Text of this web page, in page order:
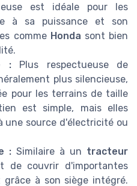
est idéale pour les
à sa puissance et son
comme Honda sont bien
:Plus respectueuse de
plus silencieuse,
pour les terrains de taille
est simple, mais elles
une source d'électricité ou
: Similaire à un tracteur
de couvrir d'importantes
à son siège intégré.